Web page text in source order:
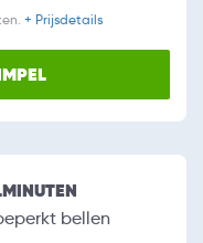
+ Prijsdetails
bellen